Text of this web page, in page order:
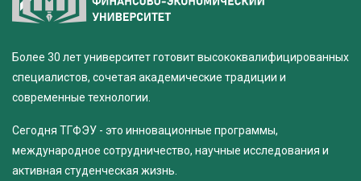
Более 30 лет университет готовит высококвалифицированных
специалистов, сочетая академические традиции и
современные технологии.
Сегодня ТГФЭУ - это инновационные программы,
международное сотрудничество, научные исследования и
активная студенческая жизнь.